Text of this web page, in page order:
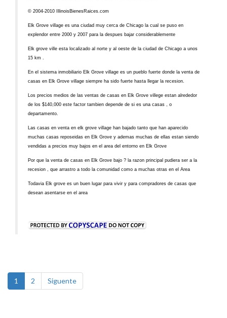
© 2004-2010 IllinoisBienesRaices.com
Elk Grove village es una ciudad muy cerca de Chicago la cual se puso en
explendor entre 2000 y 2007 para la despues bajar considerablemente
Elk grove ville esta localizado al norte y al oeste de la ciudad de Chicago a unos
15 km .
En el sistema inmobiliario Elk Grove village es un pueblo fuerte donde la venta de
casas en Elk Grove village siempre ha sido fuerte hasta llegar la recesion.
Los precios medios de las ventas de casas en Elk Grove villege estan alrededor
de los $140,000 este factor tambien depende de si es una casas , o
departamento.
Las casas en venta en elk grove village han bajado tanto que han aparecido
muchas casas reposeidas en Elk Grove y ademas muchas de ellas estan siendo
vendidas a precios muy bajos en el area del entorno en Elk Grove
Por que la venta de casas en Elk Grove bajo ? la razon principal pudiera ser a la
recesion , que arrastro a todo la comunidad como a muchas otras en el Area
Todavia Elk grove es un buen lugar para vivir y para compradores de casas que
desean asentarse en el area
1 2 Siguente